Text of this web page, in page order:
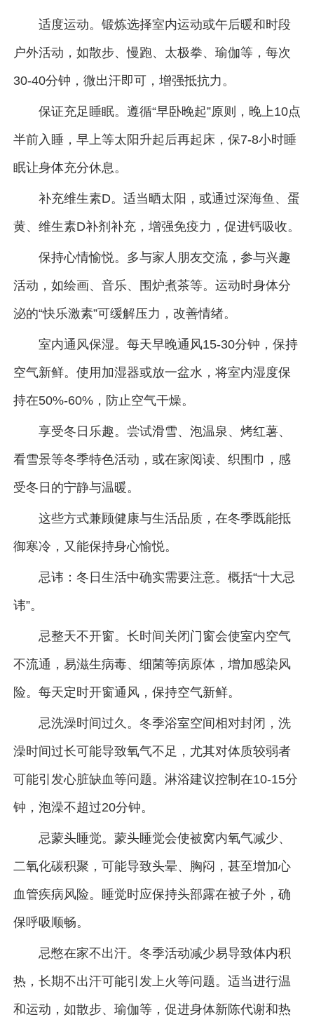
适度运动。锻炼选择室内运动或午后暖和时段
户外活动，如散步、慢跑、太极拳、瑜伽等，每次
30-40分钟，微出汗即可，增强抵抗力。
保证充足睡眠。遵循“早卧晚起”原则，晚上10点
半前入睡，早上等太阳升起后再起床，保7-8小时睡
眠让身体充分休息。
补充维生素D。适当晒太阳，或通过深海鱼、蛋
黄、维生素D补剂补充，增强免疫力，促进钙吸收。
保持心情愉悦。多与家人朋友交流，参与兴趣
活动，如绘画、音乐、围炉煮茶等。运动时身体分
泌的“快乐激素”可缓解压力，改善情绪。
室内通风保湿。每天早晚通风15-30分钟，保持
空气新鲜。使用加湿器或放一盆水，将室内湿度保
持在50%-60%，防止空气干燥。
享受冬日乐趣。尝试滑雪、泡温泉、烤红薯、
看雪景等冬季特色活动，或在家阅读、织围巾，感
受冬日的宁静与温暖。
这些方式兼顾健康与生活品质，在冬季既能抵
御寒冷，又能保持身心愉悦。
忌讳：冬日生活中确实需要注意。概括“十大忌
讳”。
忌整天不开窗。长时间关闭门窗会使室内空气
不流通，易滋生病毒、细菌等病原体，增加感染风
险。每天定时开窗通风，保持空气新鲜。
忌洗澡时间过久。冬季浴室空间相对封闭，洗
澡时间过长可能导致氧气不足，尤其对体质较弱者
可能引发心脏缺血等问题。淋浴建议控制在10-15分
钟，泡澡不超过20分钟。
忌蒙头睡觉。蒙头睡觉会使被窝内氧气减少、
二氧化碳积聚，可能导致头晕、胸闷，甚至增加心
血管疾病风险。睡觉时应保持头部露在被子外，确
保呼吸顺畅。
忌憋在家不出汗。冬季活动减少易导致体内积
热，长期不出汗可能引发上火等问题。适当进行温
和运动，如散步、瑜伽等，促进身体新陈代谢和热